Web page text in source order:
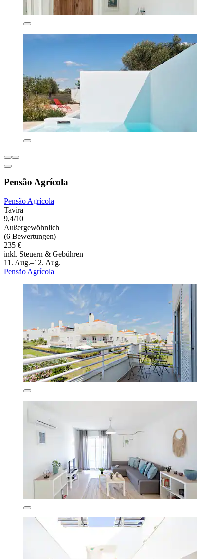
Pensão Agrícola
Pensão Agrícola
Tavira
9,4/10
Außergewöhnlich
(6 Bewertungen)
235 €
inkl. Steuern & Gebühren
11. Aug.–12. Aug.
Pensão Agrícola